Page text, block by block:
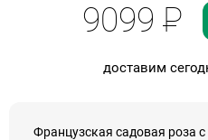
9099Р
доставим
Французская садовая роза